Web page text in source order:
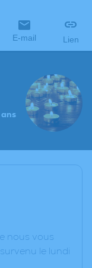
E-mail Lien
nous vous
le lundi